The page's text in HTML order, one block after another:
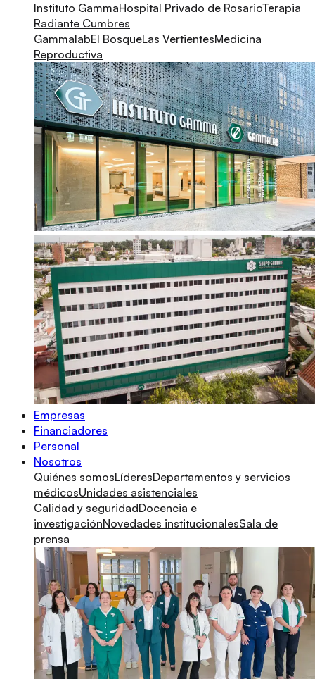
Instituto GammaHospital Privado de RosarioTerapia
Radiante Cumbres
GammalabEl BosqueLas VertientesMedicina
Reproductiva
Empresas
Financiadores
Personal
Nosotros
Quiénes somosLíderesDepartamentos y servicios
médicosUnidades asistenciales
Calidad y seguridadDocencia e
investigaciónNovedades institucionalesSala de
prensa